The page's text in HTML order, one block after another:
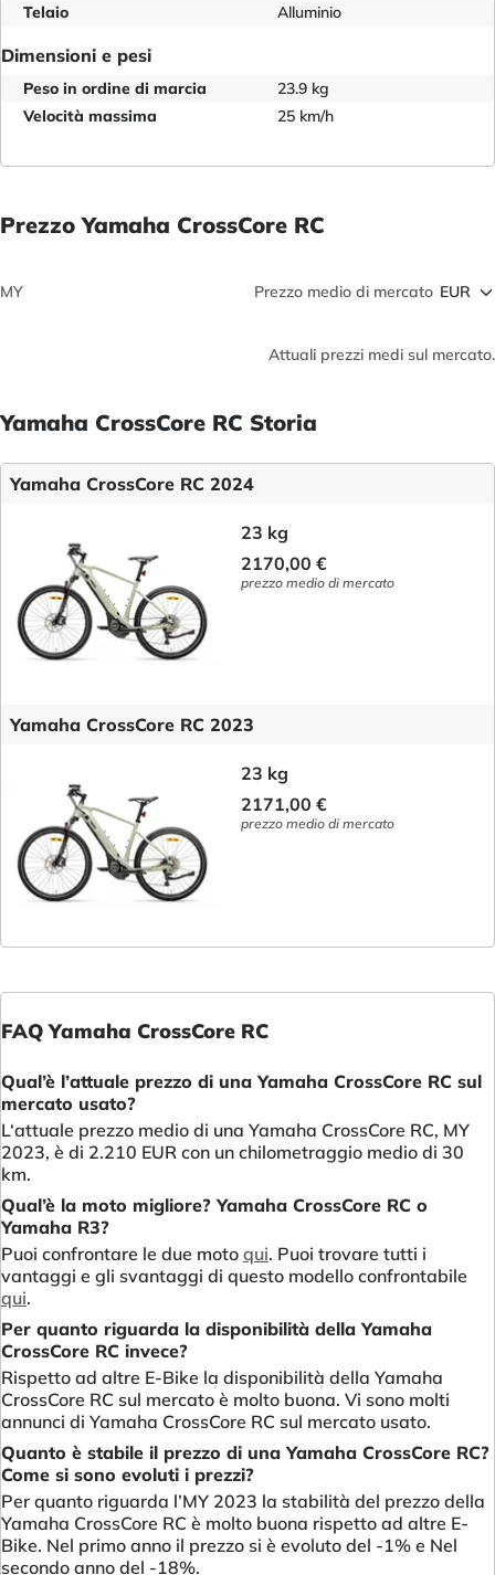
Telaio Alluminio
Dimensioni e pesi
Peso in ordine di marcia
23.9 kg
Velocità massima
25 km/h
Prezzo Yamaha CrossCore RC
MY Prezzo medio di mercato
Attuali prezzi medi sul mercato.
Yamaha CrossCore RC Storia
Yamaha CrossCore RC 2024
23 kg
2170,00 €
prezzo medio di mercato
Yamaha CrossCore RC 2023
23 kg
2171,00 €
prezzo medio di mercato
FAQ Yamaha CrossCore RC
Qual’è l’attuale prezzo di una Yamaha CrossCore RC sul
mercato usato?
L‘attuale prezzo medio di una Yamaha CrossCore RC, MY
2023, è di 2.210 EUR con un chilometraggio medio di 30
km.
Qual’è la moto migliore? Yamaha CrossCore RC o
Yamaha R3?
Puoi confrontare le due moto qui. Puoi trovare tutti i
vantaggi e gli svantaggi di questo modello confrontabile
qui.
Per quanto riguarda la disponibilità della Yamaha
CrossCore RC invece?
Rispetto ad altre E-Bike la disponibilità della Yamaha
CrossCore RC sul mercato è molto buona. Vi sono molti
annunci di Yamaha CrossCore RC sul mercato usato.
Quanto è stabile il prezzo di una Yamaha CrossCore RC?
Come si sono evoluti i prezzi?
Per quanto riguarda l’MY 2023 la stabilità del prezzo della
Yamaha CrossCore RC è molto buona rispetto ad altre E-
Bike. Nel primo anno il prezzo si è evoluto del -1% e Nel
secondo anno del -18%.